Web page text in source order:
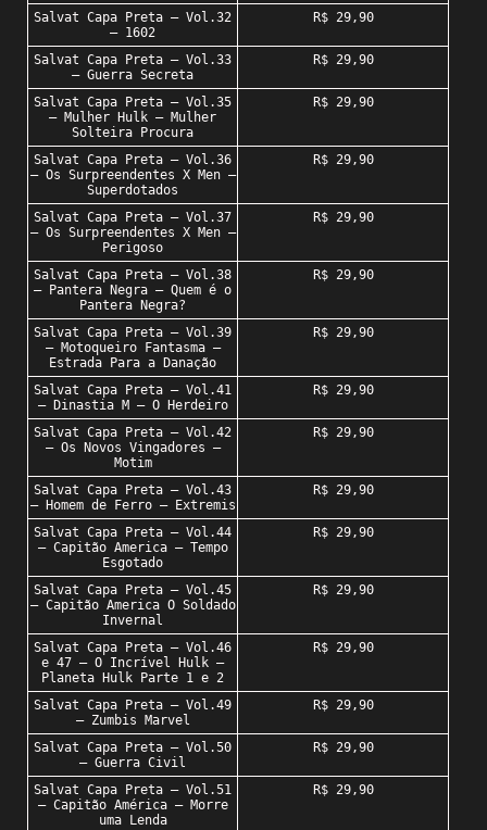
Salvat Capa Preta – Vol.32
– 1602
R$ 29,90
Salvat Capa Preta – Vol.33
– Guerra Secreta
R$ 29,90
Salvat Capa Preta – Vol.35
– Mulher Hulk – Mulher
Solteira Procura
R$ 29,90
Salvat Capa Preta – Vol.36
– Os Surpreendentes X Men –
Superdotados
R$ 29,90
Salvat Capa Preta – Vol.37
– Os Surpreendentes X Men –
Perigoso
R$ 29,90
Salvat Capa Preta – Vol.38
– Pantera Negra – Quem é o
Pantera Negra?
R$ 29,90
Salvat Capa Preta – Vol.39
– Motoqueiro Fantasma –
Estrada Para a Danação
R$ 29,90
Salvat Capa Preta – Vol.41
– Dinastia M – O Herdeiro
R$ 29,90
Salvat Capa Preta – Vol.42
– Os Novos Vingadores –
Motim
R$ 29,90
Salvat Capa Preta – Vol.43
– Homem de Ferro – Extremis
R$ 29,90
Salvat Capa Preta – Vol.44
– Capitão America – Tempo
Esgotado
R$ 29,90
Salvat Capa Preta – Vol.45
– Capitão America O Soldado
Invernal
R$ 29,90
Salvat Capa Preta – Vol.46
e 47 – O Incrível Hulk –
Planeta Hulk Parte 1 e 2
R$ 29,90
Salvat Capa Preta – Vol.49
– Zumbis Marvel
R$ 29,90
Salvat Capa Preta – Vol.50
– Guerra Civil
R$ 29,90
Salvat Capa Preta – Vol.51
– Capitão América – Morre
uma Lenda
R$ 29,90